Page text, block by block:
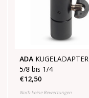
ADA KUGELADAPTER
5/8 bis 1/4
€12,50
Noch keine Bewertungen